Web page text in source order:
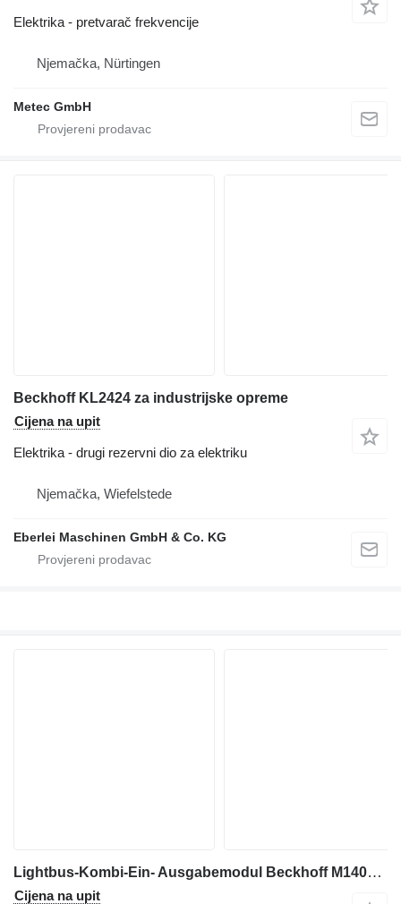
Elektrika - pretvarač frekvencije
Njemačka, Nürtingen
Metec GmbH
Beckhoff KL2424 za industrijske opreme
Cijena na upit
Elektrika - drugi rezervni dio za elektriku
Njemačka, Wiefelstede
Eberlei Maschinen GmbH & Co. KG
Lightbus-Kombi-Ein- Ausgabemodul Beckhoff M1400.000 za industrijske opreme
Cijena na upit